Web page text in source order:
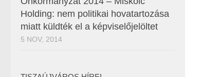
Holding: nem politikai hovatartozása
miatt küldték el a képviselőjelöltet
5 NOV, 2014